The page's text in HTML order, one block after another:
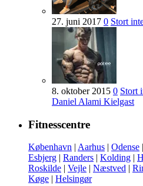
27. juni 2017 0 Stort
8. oktober 2015 0 Stort
Daniel Alami Kielgast
Fitnesscentre
København | Aarhus | Odense |
Esbjerg | Randers | Kolding |
Roskilde | Vejle | Næstved |
Køge | Helsingør